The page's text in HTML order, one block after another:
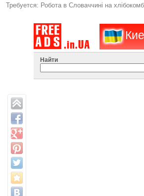
Требуется: Робота в Словаччині на
Найти